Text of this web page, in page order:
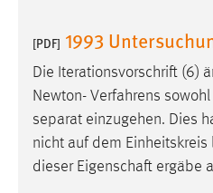
[PDF] 1993
Die Iterationsvorschrift (6)
Newton- Verfahrens
separat einzugehen. Dies
nicht auf dem
dieser Eigenschaft ergäbe
Name:
Anbieter: Google
Zweck:
Cookie Laufzeit: